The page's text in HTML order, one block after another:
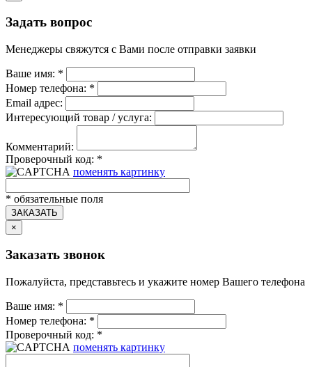
Задать вопрос
Менеджеры свяжутся с Вами после отправки заявки
Ваше имя: *
Номер телефона: *
Email адрес:
Интересующий товар / услуга:
Комментарий:
Проверочный код: *
поменять картинку
* обязательные поля
ЗАКАЗАТЬ
×
Заказать звонок
Пожалуйста, представьтесь и укажите номер Вашего телефона
Ваше имя: *
Номер телефона: *
Проверочный код: *
поменять картинку